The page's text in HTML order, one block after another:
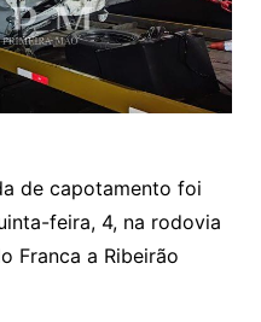
de capotamento foi
feira, 4, na rodovia
Franca a Ribeirão